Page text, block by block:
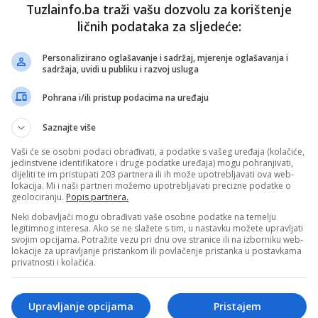
BiH, uprkos političkoj volji većine u Predstavničkom
se o opasnom modelu političke kontrole nad
i urušavaju temelji pravne države”, poručio je
oporezivanje BiH, navodeći da gotovo tri
poreza. Prema njegovim tvrdnjama,
je govorio podnesene krivične prijave, samostalno ili
reakcije Tužilaštva BiH, prema njegovom
određenih struktura moći.
protiv tužilaca Igora Dubaka i Vedrane Mijović,
nepostupanja, pristrasnosti i nedonošenja konačnih
BiH, na čijem je čelu Sanjin Bogunić, da ozbiljno
Tuzlainfo.ba traži vašu dozvolu za korištenje
ličnih podataka za sljedeće:
Personalizirano oglašavanje i sadržaj, mjerenje oglašavanja i
sadržaja, uvidi u publiku i razvoj usluga
Pohrana i/ili pristup podacima na uređaju
Saznajte više
Vaši će se osobni podaci obrađivati, a podatke s vašeg uređaja (kolačiće,
jedinstvene identifikatore i druge podatke uređaja) mogu pohranjivati,
dijeliti te im pristupati 203 partnera ili ih može upotrebljavati ova web-
lokacija. Mi i naši partneri možemo upotrebljavati precizne podatke o
geolociranju. Popis partnera.
Neki dobavljači mogu obrađivati vaše osobne podatke na temelju
legitimnog interesa. Ako se ne slažete s tim, u nastavku možete upravljati
svojim opcijama. Potražite vezu pri dnu ove stranice ili na izborniku web-
lokacije za upravljanje pristankom ili povlačenje pristanka u postavkama
privatnosti i kolačića.
Pristajem
Upravljanje opcijama